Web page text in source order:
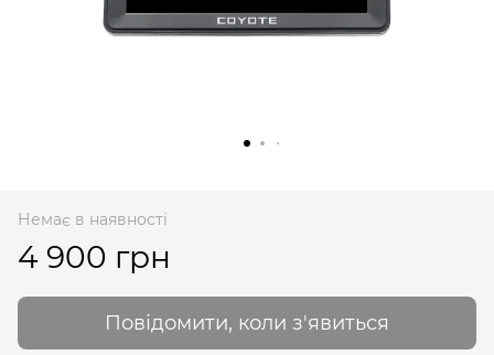
Немає в наявності
4 900 грн
Повідомити, коли з'явиться